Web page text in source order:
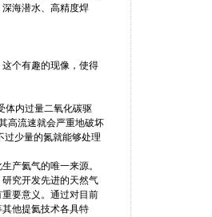
海潜水、高精度焊
个有趣的现像，使得
内过量二氧化碳驱
高流速就会严重地破坏
过少量的氮就能够处理
产氦气的唯一来源。
究开发先进的天然气
要意义。通过对目前
他提氦技术各具特